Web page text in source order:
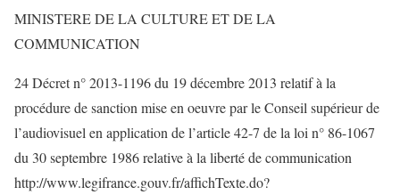
MINISTERE DE LA CULTURE ET DE LA
COMMUNICATION
24 Décret n° 2013-1196 du 19 décembre 2013 relatif à la
procédure de sanction mise en oeuvre par le Conseil supérieur de
l’audiovisuel en application de l’article 42-7 de la loi n° 86-1067
du 30 septembre 1986 relative à la liberté de communication
http://www.legifrance.gouv.fr/affichTexte.do?